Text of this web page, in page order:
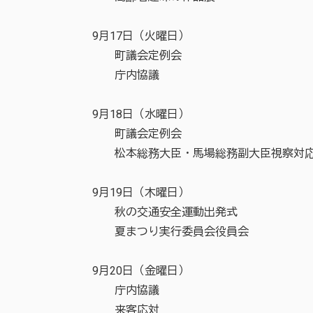
9月17日（火曜日）
町議会定例会
庁内協議
9月18日（水曜日）
町議会定例会
松本総務大臣・馬場総務副大臣視察対
9月19日（木曜日）
秋の交通安全運動出発式
夏まつり実行委員会役員会
9月20日（金曜日）
庁内協議
来客応対